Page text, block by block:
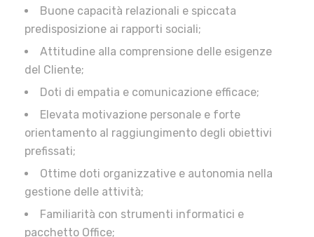
Buone capacità relazionali e spiccata
predisposizione ai rapporti sociali;
Attitudine alla comprensione delle esigenze
del Cliente;
Doti di empatia e comunicazione efficace;
Elevata motivazione personale e forte
orientamento al raggiungimento degli obiettivi
prefissati;
Ottime doti organizzative e autonomia nella
gestione delle attività;
Familiarità con strumenti informatici e
pacchetto Office;